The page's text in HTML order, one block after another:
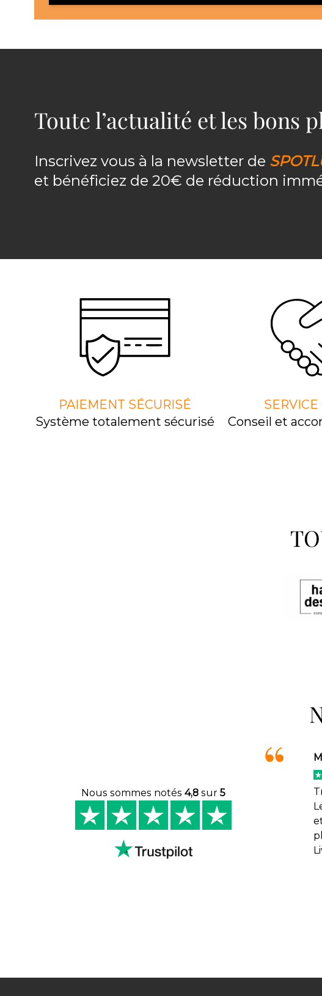
Toute l’actualité et les bons
Inscrivez vous à la newsletter de
et bénéficiez de 20€ de réduction
PAIEMENT SÉCURISÉ
Système totalement sécurisé
Conseil et
Nous sommes notés 4,8sur 5